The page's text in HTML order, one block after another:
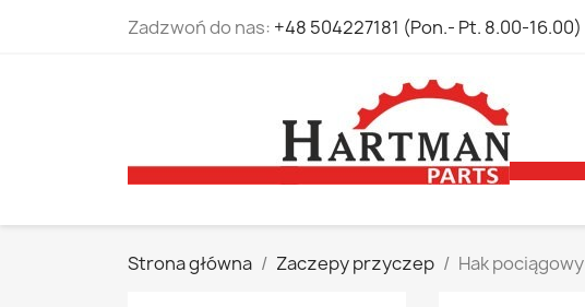
Zadzwoń do nas: +48 504227181 (Pon.- Pt. 8.00-16.00)
Strona główna Zaczepy przyczep Hak pociągowy